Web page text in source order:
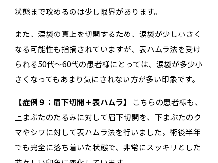
状態まで攻めるのは少し限界があります。
また、涙袋の真上を切開するため、涙袋が少し小さく
なる可能性も指摘されていますが、表ハムラ法を受け
られる50代～60代の患者様にとっては、涙袋が多少小
さくなってもあまり気にされない方が多い印象です。
【症例９：眉下切開＋表ハムラ】
こちらの患者様も、
上まぶたのたるみに対して眉下切開を、下まぶたのク
マやシワに対して表ハムラ法を行いました。術後半年
でも完全に落ち着いた状態で、非常にスッキリとした